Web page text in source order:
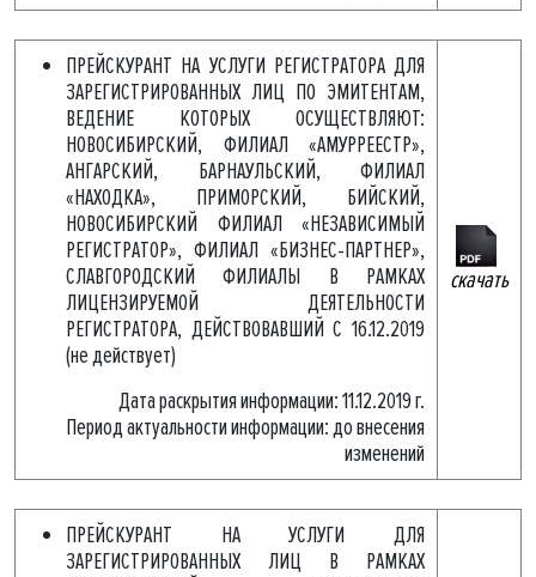
ПРЕЙСКУРАНТ НА УСЛУГИ РЕГИСТРАТОРА ДЛЯ
ЗАРЕГИСТРИРОВАННЫХ ЛИЦ ПО ЭМИТЕНТАМ,
ВЕДЕНИЕ КОТОРЫХ ОСУЩЕСТВЛЯЮТ:
НОВОСИБИРСКИЙ, ФИЛИАЛ «АМУРРЕЕСТР»,
АНГАРСКИЙ, БАРНАУЛЬСКИЙ, ФИЛИАЛ
«НАХОДКА», ПРИМОРСКИЙ, БИЙСКИЙ,
НОВОСИБИРСКИЙ ФИЛИАЛ «НЕЗАВИСИМЫЙ
РЕГИСТРАТОР», ФИЛИАЛ «БИЗНЕС-ПАРТНЕР»,
СЛАВГОРОДСКИЙ ФИЛИАЛЫ В РАМКАХ
ЛИЦЕНЗИРУЕМОЙ ДЕЯТЕЛЬНОСТИ
РЕГИСТРАТОРА, ДЕЙСТВОВАВШИЙ С 16.12.2019
(не действует)
Дата раскрытия информации: 11.12.2019 г.
Период актуальности информации: до внесения
изменений
скачать
ПРЕЙСКУРАНТ НА УСЛУГИ ДЛЯ
ЗАРЕГИСТРИРОВАННЫХ ЛИЦ В РАМКАХ